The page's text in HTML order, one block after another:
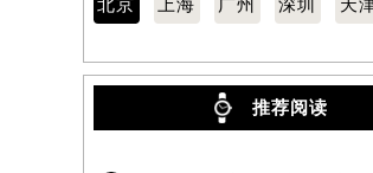
北京 上海 广州 深圳 天
推荐阅读